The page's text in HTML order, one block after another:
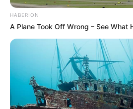
HABERION
A Plane Took Off Wrong – See What